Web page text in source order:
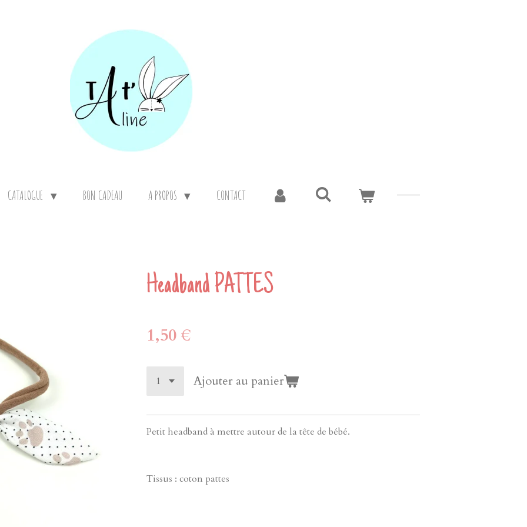
CATALOGUE BON CADEAU A PROPOS CONTACT
Headband PATTES
1,50 €
Ajouter au panier
Petit headband à mettre autour de la tête de bébé.
Tissus : coton pattes